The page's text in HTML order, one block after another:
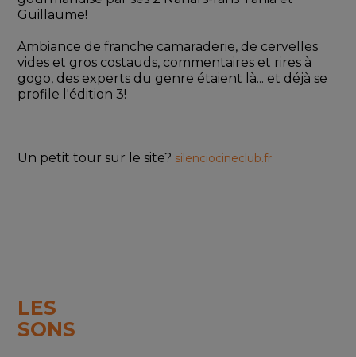
Guillaume!
Ambiance de franche camaraderie, de cervelles
vides et gros costauds, commentaires et rires à
gogo, des experts du genre étaient là... et déjà se
profile l'édition 3!
Un petit tour sur le site? silenciocineclub.fr
LES
SONS